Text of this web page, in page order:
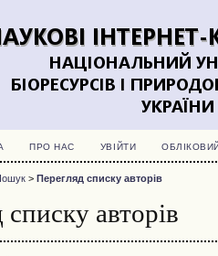
ПРО НАС УВІЙТИ
> Перегляд списку авторів
авторів